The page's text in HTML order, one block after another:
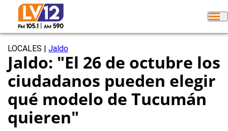
LOCALES Jaldo
Jaldo: "El 26 de octubre los
ciudadanos pueden elegir
qué modelo de Tucumán
quieren"